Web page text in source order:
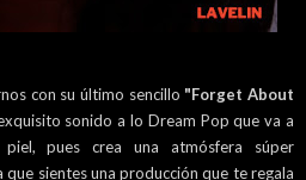
con su último sencillo "Forget About
sonido a lo Dream Pop que va a
pues crea una atmósfera súper
sientes una producción que te regala